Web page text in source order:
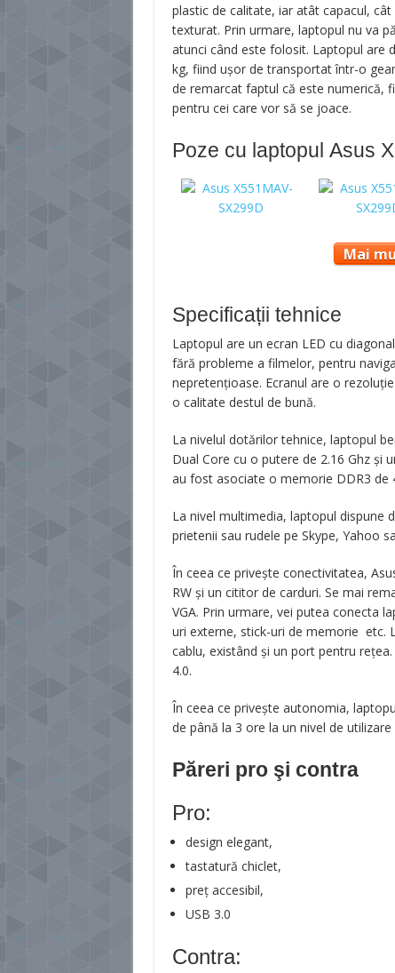
plastic de calitate, iar atât capacul,
texturat. Prin urmare, laptopul nu va
atunci când este folosit. Laptopul are
kg, fiind ușor de transportat într-o
de remarcat faptul că este numerică,
pentru cei care vor să se joace.
Poze cu laptopul Asus
Mai
Specificații tehnice
Laptopul are un ecran LED cu
fără probleme a filmelor, pentru
nepretențioase. Ecranul are o
o calitate destul de bună.
La nivelul dotărilor tehnice, laptopul
Dual Core cu o putere de 2.16 Ghz și
au fost asociate o memorie DDR3 de
La nivel multimedia, laptopul dispune
prietenii sau rudele pe Skype, Yahoo
În ceea ce privește conectivitatea,
RW și un cititor de carduri. Se mai
VGA. Prin urmare, vei putea conecta
uri externe, stick-uri de memorie etc.
cablu, existând și un port pentru
4.0.
În ceea ce privește autonomia,
de până la 3 ore la un nivel de utilizare
Păreri pro şi contra
Pro:
design elegant,
tastatură chiclet,
preț accesibil,
USB 3.0
Contra: